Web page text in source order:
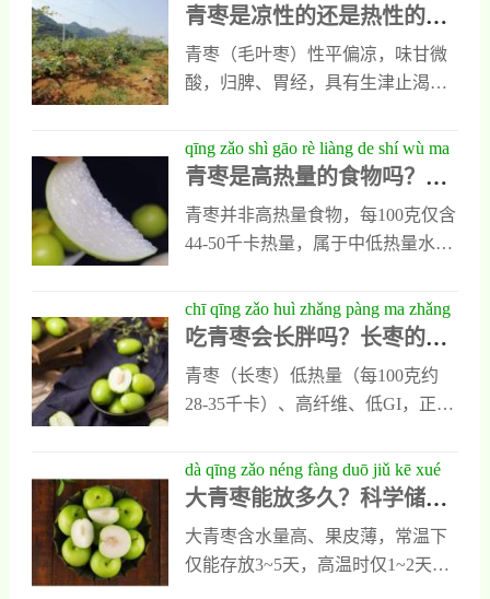
能让人体的抗病
中维生素C的含量最高。很多人都
会把它叫做维生素c果，人们食用青
枣以后，可以加快血液循环，也能
枣可以煎汤平时青枣除了可以直接
食用以外，
1.青枣的营养价值一 大青枣是一种
道吃枣会有长生不老的功效，青枣
营养丰富，同时也可以净化人体的
吃青枣是有很好的美容作用的。 2.
青枣的营养价值二 青枣的营养价值
二青枣是一种肉特别鲜嫩的一种水
果，同时肉质很好的作用脆，同时
青枣有着热带小苹果维生素丸
xìng de zhōng yī tǐ zhì yǔ yíng yǎng
xué shuāng shì jiǎo jiě xī
青枣是凉性的还是热性的？
中医体质与营养学双视角解
析
青枣（毛叶枣）性平偏凉，味甘微
酸，归脾、胃经，具有生津止渴、
养学证实其高水分、高维生素C及
丰富有机酸结构，与“清热生津”功
者适宜食用，而脾胃虚寒者应慎
食。最佳食用方式为鲜食，每日建
克。科学认识青枣的性味，有助于
因体施膳，发挥其清凉解暑的营养
价值。
qīng zǎo shì gāo rè liàng de shí wù ma
zhēn xiàng jiē mì qīng zǎo de rè liàng
yǔ yíng yǎng jià zhí quán jiě xī
青枣是高热量的食物吗？真
相揭秘：青枣的热量与营养
价值全解析
青枣并非高热量食物，每100克仅含
44-50千卡热量，属于中低热量水
克/100克，是柑橘的3倍）、膳食纤
维、钾元素及黄酮类抗氧化物，兼
用。成人每日建议食用1-2个（约
150克），可作为减脂或日常营养补
过100克），肠胃敏感者避免空腹大
量食用。科学食用青枣，能获得低
负担、高营养的优质水果体验。
chī qīng zǎo huì zhǎng pàng ma zhǎng
zǎo de rè liàng yǔ yíng yǎng jià zhí
quán jiě xī
吃青枣会长胖吗？长枣的热
量与营养价值全解析
青枣（长枣）低热量（每100克约
28-35千卡）、高纤维、低GI，正常
重。过量食用、搭配高糖食物或将
胀气误认为发胖是常见误解。建议
食用更佳。合理控制总量，青枣是
减脂期理想的健康水果选择。
dà qīng zǎo néng fàng duō jiǔ kē xué
chǔ cún yán cháng bǎo xiān qī de shí
yòng zhǐ nán
大青枣能放多久？科学储存
延长保鲜期的实用指南
大青枣含水量高、果皮薄，常温下
仅能存放3~5天，高温时仅1~2天。